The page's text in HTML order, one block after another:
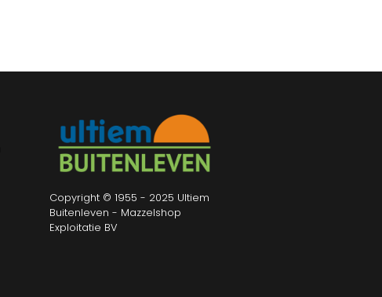
Copyright © 1955 - 2025 Ultiem
Buitenleven - Mazzelshop
Exploitatie BV